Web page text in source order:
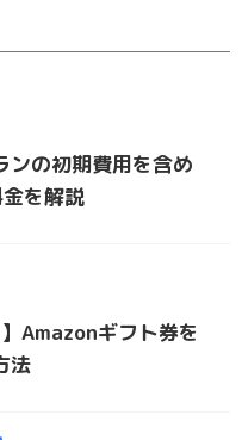
ンの初期費用を含め
を解説
Amazonギフト券を
法